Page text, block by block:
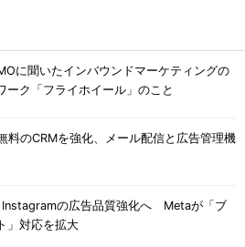
に聞いたインバウンドマーケティングの
ーク「フライホイール」のこと
料のCRMを強化、メール配信と広告管理機
Instagramの広告品質強化へ Metaが「ブ
」対応を拡大